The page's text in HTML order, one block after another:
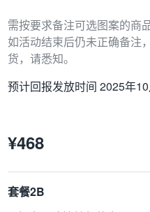
需按要求备注可选图案的商
如活动结束后仍未正确备注
货，请悉知。
预计回报发放时间 2025年
¥468
套餐2B